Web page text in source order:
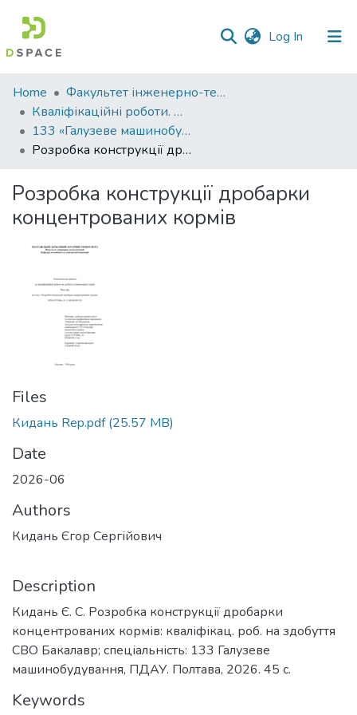
Log In (current)
Communities
&
Collections
All of DSpace
Statistics
Home
Факультет інженерно-технологічний
Кваліфікаційні роботи. Факультет інженерно-технологічний
133 «Галузеве машинобудування» - Бакалаври 2025-2026
Розробка конструкції дробарки концентрованих кормів
Розробка конструкції дробарки
концентрованих кормів
Files
Кидань Rep.pdf(25.57 MB)
Date
2026-06
Authors
Кидань Єгор Сергійович
Description
Кидань Є. С. Розробка конструкції дробарки
концентрованих кормів: кваліфікац. роб. на здобуття
СВО Бакалавр; спеціальність: 133 Галузеве
машинобудування, ПДАУ. Полтава, 2026. 45 с.
Keywords